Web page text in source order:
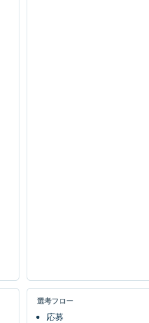
選考フロー
応募